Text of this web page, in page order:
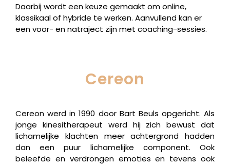
Daarbij wordt een keuze gemaakt om online,
klassikaal of hybride te werken. Aanvullend kan er
een voor- en natraject zijn met coaching-sessies.
Cereon
Cereon werd in 1990 door Bart Beuls opgericht. Als
jonge kinesitherapeut werd hij zich bewust dat
lichamelijke klachten meer achtergrond hadden
dan een puur lichamelijke component. Ook
beleefde en verdrongen emoties en tevens ook